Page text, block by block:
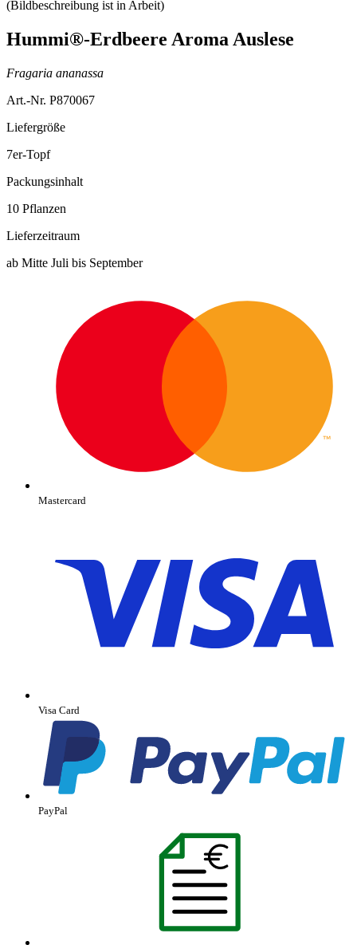
Hummi®-Erdbeere Aroma Auslese
Fragaria ananassa
Art.-Nr. P870067
Liefergröße
7er-Topf
Packungsinhalt
10 Pflanzen
Lieferzeitraum
ab Mitte Juli bis September
Mastercard
Visa Card
PayPal